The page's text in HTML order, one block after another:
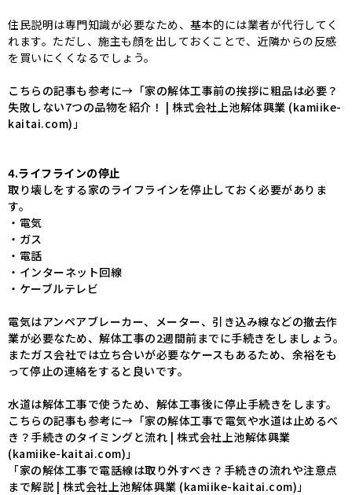
住民説明は専門知識が必要なため、基本的には業者が代行してく
れます。ただし、施主も顔を出しておくことで、近隣からの反感
を買いにくくなるでしょう。
こちらの記事も参考に→「家の解体工事前の挨拶に粗品は必要？
失敗しない7つの品物を紹介！ | 株式会社上池解体興業 (kamiike-
kaitai.com) 」
4.ライフラインの停止
取り壊しをする家のライフラインを停止しておく必要がありま
す。
・電気
・ガス
・電話
・インターネット回線
・ケーブルテレビ
電気はアンペアブレーカー、メーター、引き込み線などの撤去作
業が必要なため、解体工事の2週間前までに手続きをしましょう。
またガス会社では立ち合いが必要なケースもあるため、余裕をも
って停止の連絡をすると良いです。
水道は解体工事で使うため、解体工事後に停止手続きをします。
こちらの記事も参考に→「家の解体工事で電気や水道は止めるべ
き？手続きのタイミングと流れ | 株式会社上池解体興業
(kamiike-kaitai.com) 」
「家の解体工事で電話線は取り外すべき？手続きの流れや注意点
まで解説 | 株式会社上池解体興業 (kamiike-kaitai.com) 」